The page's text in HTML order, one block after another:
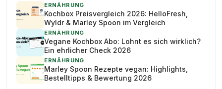
ERNÄHRUNG
Kochbox Preisvergleich 2026: HelloFresh,
Wyldr & Marley Spoon im Vergleich
ERNÄHRUNG
Vegane Kochbox Abo: Lohnt es sich wirklich?
Ein ehrlicher Check 2026
ERNÄHRUNG
Marley Spoon Rezepte vegan: Highlights,
Bestelltipps & Bewertung 2026